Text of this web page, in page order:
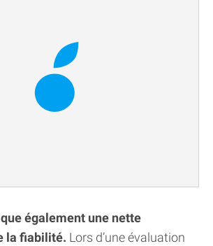
également une nette
la fiabilité. Lors d’une évaluation